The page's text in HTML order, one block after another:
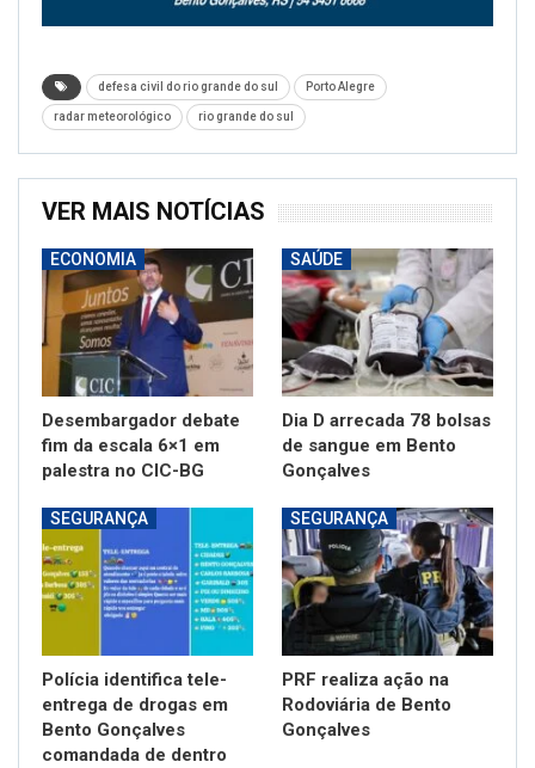
defesa civil do rio grande do sul Porto Alegre
radar meteorológico rio grande do sul
VER MAIS NOTÍCIAS
ECONOMIA
Desembargador debate
fim da escala 6×1 em
palestra no CIC-BG
SAÚDE
Dia D arrecada 78 bolsas
de sangue em Bento
Gonçalves
SEGURANÇA
Polícia identifica tele-
entrega de drogas em
Bento Gonçalves
comandada de dentro
SEGURANÇA
PRF realiza ação na
Rodoviária de Bento
Gonçalves